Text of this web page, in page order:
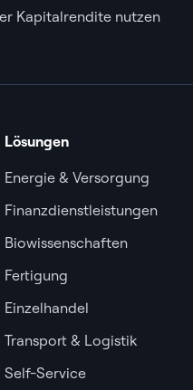
Kapitalrendite nutzen
Lösungen
Energie & Versorgung
Finanzdienstleistungen
Biowissenschaften
Fertigung
Einzelhandel
Transport & Logistik
Self-Service